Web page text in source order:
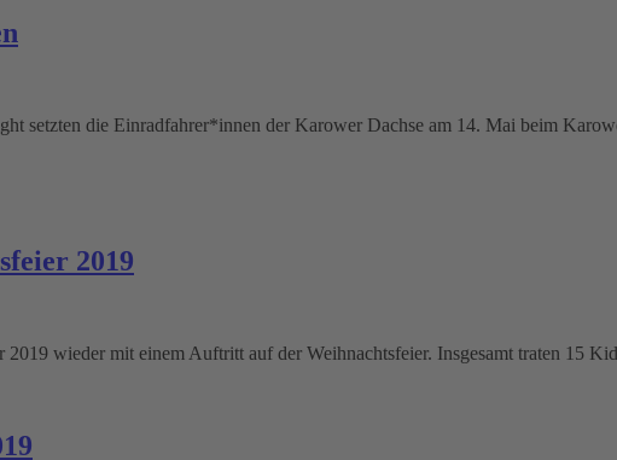
setzten die Einradfahrer*innen der Karower Dachse am 14. Mai beim
2019
2019 wieder mit einem Auftritt auf der Weihnachtsfeier. Insgesamt traten 15